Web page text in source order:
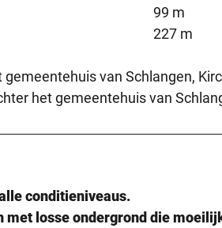
99 m
227 m
van Schlangen,
het gemeentehuis van
conditieniveaus.
met losse ondergrond die